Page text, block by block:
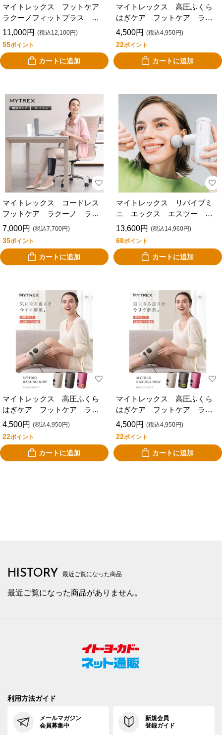
マイトレックス フットケア
ラクーノフィットプラス ブ
ラウン MYTREX RAKUNO
11,000円 (税込12,100円)
55ポイント
カートに追加
マイトレックス 高圧ふくら
はぎケア フットケア ラク
ーノナウ ベージュ MYTREX
25BG
4,500円 (税込4,950円)
22ポイント
カートに追加
マイトレックス コードレス
フットケア ラクーノ ライ
ト MYTREX RAKUNO LITE
7,000円 (税込7,700円)
35ポイント
カートに追加
マイトレックス リバイブミ
ニ エックス エスツー ホ
ワイト MYTREX REBIVE
13,600円 (税込14,960円)
68ポイント
カートに追加
マイトレックス 高圧ふくら
はぎケア フットケア ラク
ーノナウ ピンク MYTREX
4,500円 (税込4,950円)
22ポイント
カートに追加
マイトレックス 高圧ふくら
はぎケア フットケア ラク
ーノナウ ブラウン MYTREX
25BR
4,500円 (税込4,950円)
22ポイント
カートに追加
HISTORY 最近ご覧になった商品
最近ご覧になった商品がありません。
利用方法ガイド
メールマガジン
会員募集中
新規会員
登録ガイド